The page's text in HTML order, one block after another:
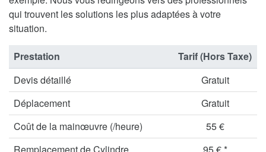
qui trouvent les solutions les plus adaptées à votre
situation.
Prestation
Tarif (Hors Taxe)
Devis détaillé
Gratuit
Déplacement
Gratuit
Coût de la mainœuvre (/heure)
55 €